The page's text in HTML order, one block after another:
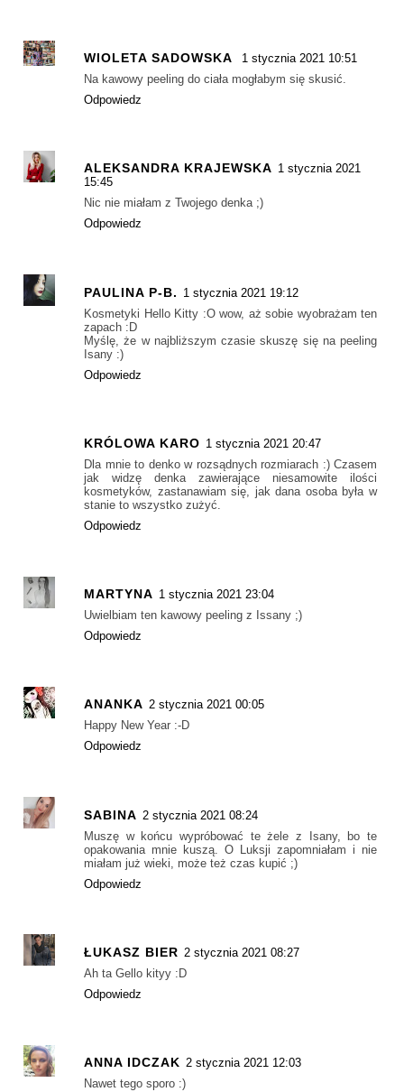
WIOLETA SADOWSKA
1 stycznia 2021 10:51
Na kawowy peeling do ciała mogłabym się skusić.
Odpowiedz
ALEKSANDRA KRAJEWSKA 1 stycznia 2021
15:45
Nic nie miałam z Twojego denka ;)
Odpowiedz
PAULINA P-B. 1 stycznia 2021 19:12
Kosmetyki Hello Kitty :O wow, aż sobie wyobrażam ten
zapach :D
Myślę, że w najbliższym czasie skuszę się na peeling
Isany :)
Odpowiedz
KRÓLOWA KARO 1 stycznia 2021 20:47
Dla mnie to denko w rozsądnych rozmiarach :) Czasem
jak widzę denka zawierające niesamowite ilości
kosmetyków, zastanawiam się, jak dana osoba była w
stanie to wszystko zużyć.
Odpowiedz
MARTYNA 1 stycznia 2021 23:04
Uwielbiam ten kawowy peeling z Issany ;)
Odpowiedz
ANANKA 2 stycznia 2021 00:05
Happy New Year :-D
Odpowiedz
SABINA 2 stycznia 2021 08:24
Muszę w końcu wypróbować te żele z Isany, bo te
opakowania mnie kuszą. O Luksji zapomniałam i nie
miałam już wieki, może też czas kupić ;)
Odpowiedz
ŁUKASZ BIER 2 stycznia 2021 08:27
Ah ta Gello kityy :D
Odpowiedz
ANNA IDCZAK 2 stycznia 2021 12:03
Nawet tego sporo :)